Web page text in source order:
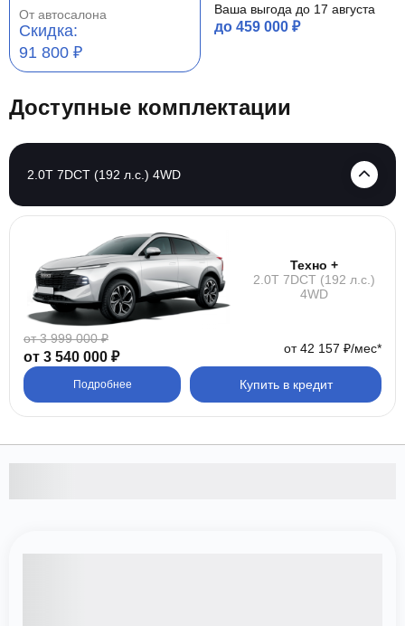
От автосалона
Cкидка:
91 800 ₽
Ваша выгода до 17 августа
до 459 000 ₽
Доступные комплектации
2.0T 7DCT (192 л.с.) 4WD
Техно +
2.0T 7DCT (192 л.с.)
4WD
от 3 999 000 ₽
от 3 540 000 ₽
от 42 157 ₽/мес*
Подробнее Купить в кредит